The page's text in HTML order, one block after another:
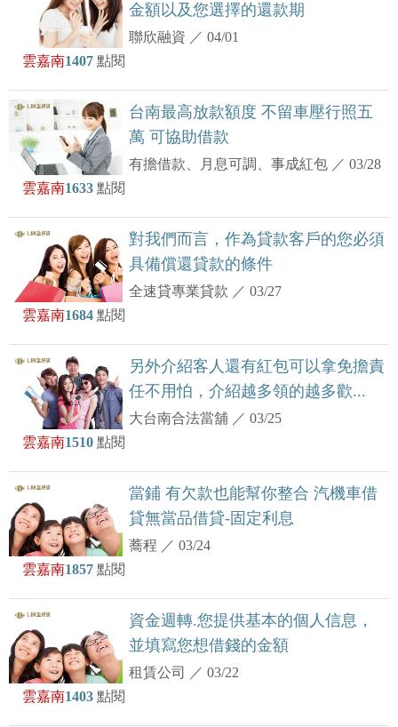
金額以及您選擇的還款期
聯欣融資 ／04/01
雲嘉南1407 點閱
台南最高放款額度 不留車壓行照五
萬 可協助借款
有擔借款、月息可調、事成紅包 ／03/28
雲嘉南1633 點閱
對我們而言，作為貸款客戶的您必須
具備償還貸款的條件
全速貸專業貸款 ／03/27
雲嘉南1684 點閱
另外介紹客人還有紅包可以拿免擔責
任不用怕，介紹越多領的越多歡...
大台南合法當舖 ／03/25
雲嘉南1510 點閱
當鋪 有欠款也能幫你整合 汽機車借
貸無當品借貸-固定利息
蕎程 ／03/24
雲嘉南1857 點閱
資金週轉.您提供基本的個人信息，
並填寫您想借錢的金額
租賃公司 ／03/22
雲嘉南1403 點閱